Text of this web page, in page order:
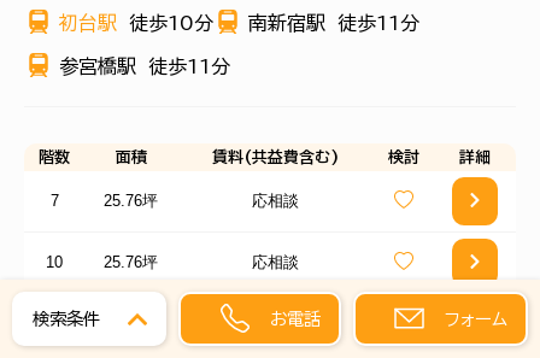
初台駅 徒歩10分 南新宿駅 徒歩11分
参宮橋駅 徒歩11分
階数 面積 賃料(共益費含む) 検討 詳細
7 25.76坪 応相談
10 25.76坪 応相談
…新着物件
検索条件 お電話 フォーム